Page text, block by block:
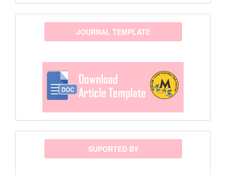
templateJOURNAL TEMPLATE
sponsor SUPORTED BY